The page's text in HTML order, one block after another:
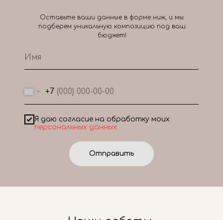
+7
Я даю согласие на обработку моих
персональных данных
Отправить
Оставьте ваши данные в форме ниж, и мы
подберем уникальную композицию под ваш
бюджет!